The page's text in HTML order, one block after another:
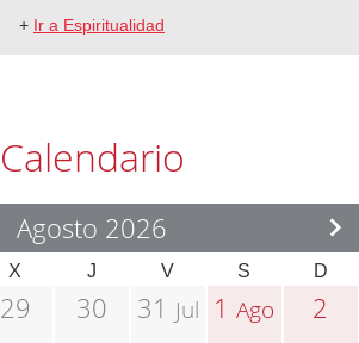
+ Ir a Espiritualidad
Calendario
Agosto 2026
X J V S D
29 30 31 Jul 1Ago 2